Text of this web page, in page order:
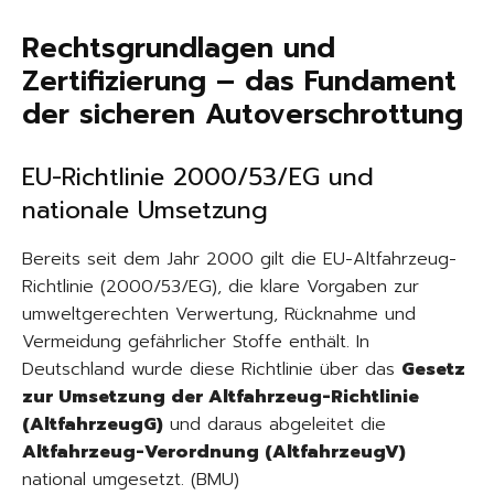
Rechtsgrundlagen und
Zertifizierung – das Fundament
der sicheren Autoverschrottung
EU-Richtlinie 2000/53/EG und
nationale Umsetzung
Bereits seit dem Jahr 2000 gilt die EU-Altfahrzeug-
Richtlinie (2000/53/EG), die klare Vorgaben zur
umweltgerechten Verwertung, Rücknahme und
Vermeidung gefährlicher Stoffe enthält. In
Deutschland wurde diese Richtlinie über das Gesetz
zur Umsetzung der Altfahrzeug-Richtlinie
(AltfahrzeugG) und daraus abgeleitet die
Altfahrzeug-Verordnung (AltfahrzeugV)
national umgesetzt. (BMU)